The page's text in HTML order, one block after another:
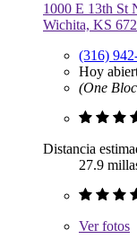
1000 E 13th St
Wichita, KS
(316)
Hoy
(One
Distancia
27.9
Verfotos